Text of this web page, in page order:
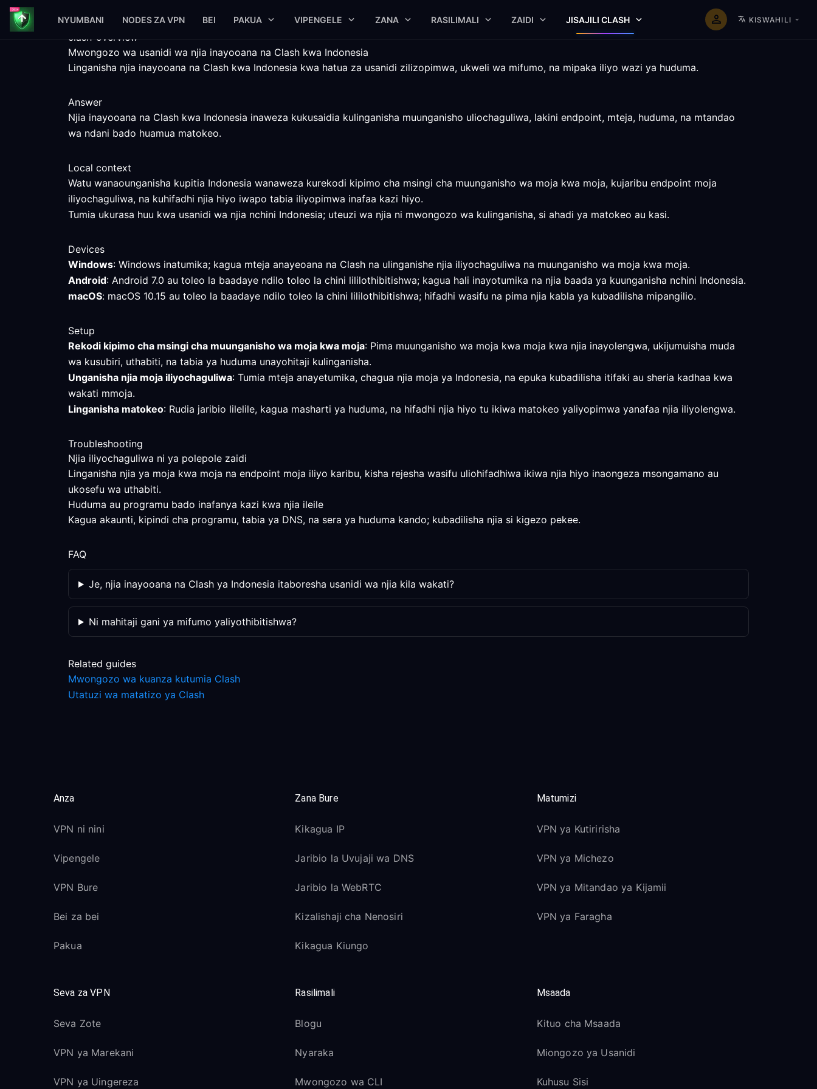
NYUMBANI NODES ZA VPN BEI PAKUA VIPENGELE ZANA RASILIMALI ZAIDI JISAJILI CLASH KISWAHILI
clash-overview
Mwongozo wa usanidi wa njia inayooana na Clash kwa Indonesia
Linganisha njia inayooana na Clash kwa Indonesia kwa hatua za usanidi zilizopimwa, ukweli wa mifumo, na mipaka iliyo wazi ya huduma.
Answer
Njia inayooana na Clash kwa Indonesia inaweza kukusaidia kulinganisha muunganisho uliochaguliwa, lakini endpoint, mteja, huduma, na mtandao
wa ndani bado huamua matokeo.
Local context
Watu wanaounganisha kupitia Indonesia wanaweza kurekodi kipimo cha msingi cha muunganisho wa moja kwa moja, kujaribu endpoint moja
iliyochaguliwa, na kuhifadhi njia hiyo iwapo tabia iliyopimwa inafaa kazi hiyo.
Tumia ukurasa huu kwa usanidi wa njia nchini Indonesia; uteuzi wa njia ni mwongozo wa kulinganisha, si ahadi ya matokeo au kasi.
Devices
Windows: Windows inatumika; kagua mteja anayeoana na Clash na ulinganishe njia iliyochaguliwa na muunganisho wa moja kwa moja.
Android: Android 7.0 au toleo la baadaye ndilo toleo la chini lililothibitishwa; kagua hali inayotumika na njia baada ya kuunganisha nchini Indonesia.
macOS: macOS 10.15 au toleo la baadaye ndilo toleo la chini lililothibitishwa; hifadhi wasifu na pima njia kabla ya kubadilisha mipangilio.
Setup
Rekodi kipimo cha msingi cha muunganisho wa moja kwa moja: Pima muunganisho wa moja kwa moja kwa njia inayolengwa, ukijumuisha muda
wa kusubiri, uthabiti, na tabia ya huduma unayohitaji kulinganisha.
Unganisha njia moja iliyochaguliwa: Tumia mteja anayetumika, chagua njia moja ya Indonesia, na epuka kubadilisha itifaki au sheria kadhaa kwa
wakati mmoja.
Linganisha matokeo: Rudia jaribio lilelile, kagua masharti ya huduma, na hifadhi njia hiyo tu ikiwa matokeo yaliyopimwa yanafaa njia iliyolengwa.
Troubleshooting
Njia iliyochaguliwa ni ya polepole zaidi
Linganisha njia ya moja kwa moja na endpoint moja iliyo karibu, kisha rejesha wasifu uliohifadhiwa ikiwa njia hiyo inaongeza msongamano au
ukosefu wa uthabiti.
Huduma au programu bado inafanya kazi kwa njia ileile
Kagua akaunti, kipindi cha programu, tabia ya DNS, na sera ya huduma kando; kubadilisha njia si kigezo pekee.
FAQ
Je, njia inayooana na Clash ya Indonesia itaboresha usanidi wa njia kila wakati?
Ni mahitaji gani ya mifumo yaliyothibitishwa?
Related guides
Mwongozo wa kuanza kutumia Clash
Utatuzi wa matatizo ya Clash
Anza
VPN ni nini
Vipengele
VPN Bure
Bei za bei
Pakua
Zana Bure
Kikagua IP
Jaribio la Uvujaji wa DNS
Jaribio la WebRTC
Kizalishaji cha Nenosiri
Kikagua Kiungo
Matumizi
VPN ya Kutiririsha
VPN ya Michezo
VPN ya Mitandao ya Kijamii
VPN ya Faragha
Seva za VPN
Seva Zote
VPN ya Marekani
VPN ya Uingereza
Rasilimali
Blogu
Nyaraka
Mwongozo wa CLI
Msaada
Kituo cha Msaada
Miongozo ya Usanidi
Kuhusu Sisi